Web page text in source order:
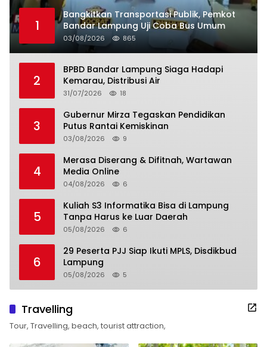
1
Bangkitkan Transportasi Publik, Pemkot
Bandar Lampung Uji Coba Bus Umum
03/08/2026 865
2
BPBD Bandar Lampung Siaga Hadapi
Kemarau, Distribusi Air
31/07/2026 18
3
Gubernur Mirza Tegaskan Pendidikan
Putus Rantai Kemiskinan
03/08/2026 9
4
Merasa Diserang & Difitnah, Wartawan
Media Online
04/08/2026 6
5
Kuliah S3 Informatika Bisa di Lampung
Tanpa Harus ke Luar Daerah
05/08/2026 6
6
29 Peserta PJJ Siap Ikuti MPLS, Disdikbud
Lampung
05/08/2026 5
Travelling
Tour, Travelling, beach, tourist attraction,